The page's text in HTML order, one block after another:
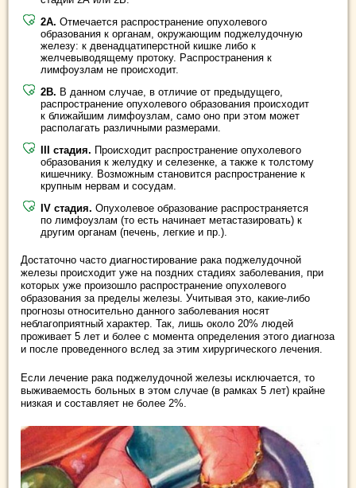
2А. Отмечается распространение опухолевого
образования к органам, окружающим поджелудочную
железу: к двенадцатиперстной кишке либо к
желчевыводящему протоку. Распространения к
лимфоузлам не происходит.
2В. В данном случае, в отличие от предыдущего,
распространение опухолевого образования происходит
к ближайшим лимфоузлам, само оно при этом может
располагать различными размерами.
III стадия. Происходит распространение опухолевого
образования к желудку и селезенке, а также к толстому
кишечнику. Возможным становится распространение к
крупным нервам и сосудам.
IV стадия. Опухолевое образование распространяется
по лимфоузлам (то есть начинает метастазировать) к
другим органам (печень, легкие и пр.).
Достаточно часто диагностирование рака поджелудочной
железы происходит уже на поздних стадиях заболевания, при
которых уже произошло распространение опухолевого
образования за пределы железы. Учитывая это, какие-либо
прогнозы относительно данного заболевания носят
неблагоприятный характер. Так, лишь около 20% людей
проживает 5 лет и более с момента определения этого диагноза
и после проведенного вслед за этим хирургического лечения.
Если лечение рака поджелудочной железы исключается, то
выживаемость больных в этом случае (в рамках 5 лет) крайне
низкая и составляет не более 2%.